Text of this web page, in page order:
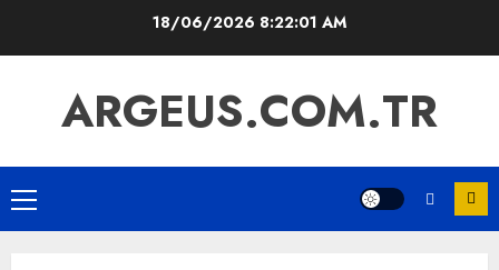
18/06/2026 8:22:02 AM
ARGEUS.COM.TR
Primary
Menu